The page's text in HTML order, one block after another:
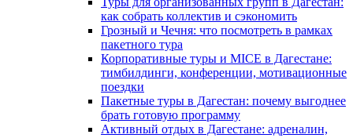
как собрать коллектив и сэкономить
Грозный и Чечня: что посмотреть в рамках
пакетного тура
Корпоративные туры и MICE в Дагестане:
тимбилдинги, конференции, мотивационные
поездки
Пакетные туры в Дагестан: почему выгоднее
брать готовую программу
Активный отдых в Дагестане: адреналин,